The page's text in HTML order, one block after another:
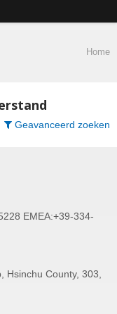
Home
Geavanceerd zoeken
EMEA:+39-334-
Hsinchu County, 303,